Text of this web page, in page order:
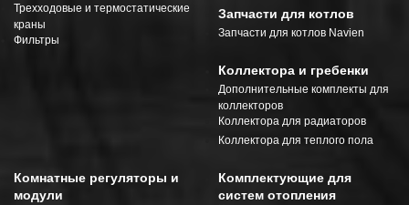
Трехходовые и термостатические
краны
Фильтры
Запчасти для котлов
Запчасти для котлов Navien
Коллектора и гребенки
Дополнительные комплекты для
коллекторов
Коллектора для радиаторов
Коллектора для теплого пола
Комнатные регуляторы и
модули
Комплектующие для
систем отопления